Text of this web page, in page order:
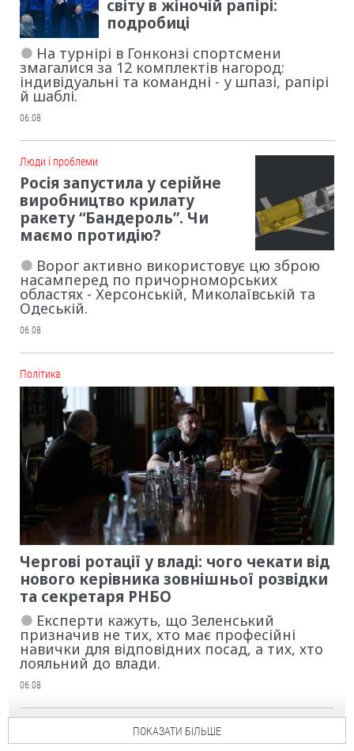
світу в жіночій рапірі:
подробиці
На турнірі в Гонконзі спортсмени
змагалися за 12 комплектів нагород:
індивідуальні та командні - у шпазі, рапірі
й шаблі.
06.08
Люди і проблеми
Росія запустила у серійне
виробництво крилату
ракету “Бандероль”. Чи
маємо протидію?
Ворог активно використовує цю зброю
насамперед по причорноморських
областях - Херсонській, Миколаївській та
Одеській.
06.08
Політика
Чергові ротації у владі: чого чекати від
нового керівника зовнішньої розвідки
та секретаря РНБО
Експерти кажуть, що Зеленський
призначив не тих, хто має професійні
навички для відповідних посад, а тих, хто
лояльний до влади.
06.08
ПОКАЗАТИ БІЛЬШЕ